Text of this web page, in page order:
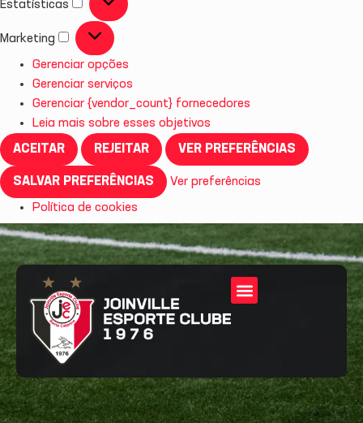
Estatísticas
Marketing
Gerenciar opções
Gerenciar serviços
Gerenciar {vendor_count} fornecedores
Leia mais sobre esses objetivos
ACEITAR
REJEITAR VER PREFERÊNCIAS
SALVAR PREFERÊNCIAS
Ver preferências
Política de cookies